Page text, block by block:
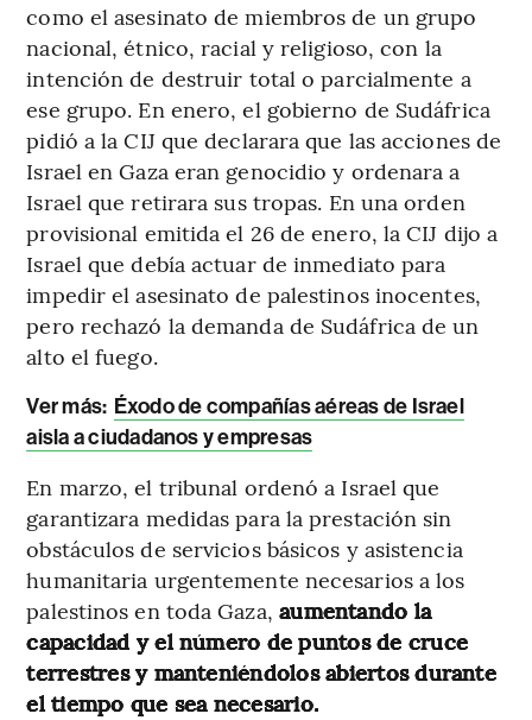
como el asesinato de miembros de un grupo
nacional, étnico, racial y religioso, con la
intención de destruir total o parcialmente a
ese grupo. En enero, el gobierno de Sudáfrica
pidió a la CIJ que declarara que las acciones de
Israel en Gaza eran genocidio y ordenara a
Israel que retirara sus tropas. En una orden
provisional emitida el 26 de enero, la CIJ dijo a
Israel que debía actuar de inmediato para
impedir el asesinato de palestinos inocentes,
pero rechazó la demanda de Sudáfrica de un
alto el fuego.
Ver más: Éxodo de compañías aéreas de Israel
aisla a ciudadanos y empresas
En marzo, el tribunal ordenó a Israel que
garantizara medidas para la prestación sin
obstáculos de servicios básicos y asistencia
humanitaria urgentemente necesarios a los
palestinos en toda Gaza, aumentando la
capacidad y el número de puntos de cruce
terrestres y manteniéndolos abiertos durante
el tiempo que sea necesario.